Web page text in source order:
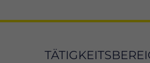
Externe Medien (1)
werden standardmäßig blockiert. Wenn
Medien akzeptiert werden, bedarf der Zugriff